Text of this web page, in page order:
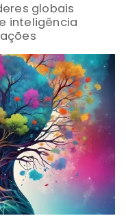
globais
inteligência